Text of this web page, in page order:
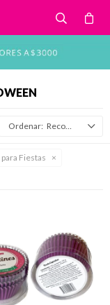
Recomendados
Fiestas